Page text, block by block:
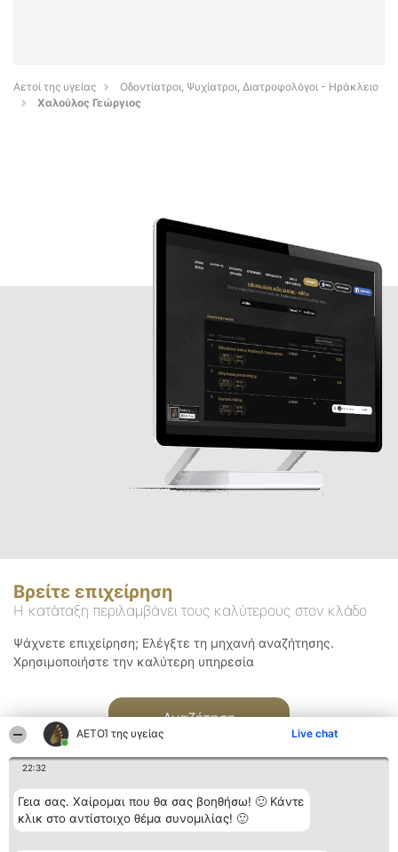
ΑΕΤΟΊ της υγείας Live chat
22:32
Γεια σας. Χαίρομαι που θα σας βοηθήσω! 🙂 Κάντε
κλικ στο αντίστοιχο θέμα συνομιλίας! 🙂
Αετοί της υγείας
Οδοντίατροι, Ψυχίατροι, Διατροφολόγοι - Ηράκλειο
Χαλούλος Γεώργιος
Βρείτε επιχείρηση
Η κατάταξη περιλαμβάνει τους καλύτερους στον κλάδο
Ψάχνετε επιχείρηση; Ελέγξτε τη μηχανή αναζήτησης.
Χρησιμοποιήστε την καλύτερη υπηρεσία
Αναζήτηση
Διοργανωτής της Κατάταξη Επικοινωνία